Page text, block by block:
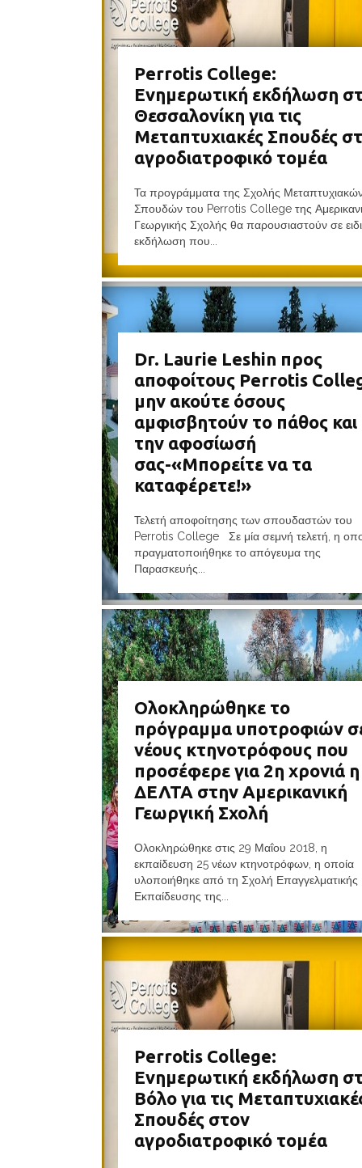
Perrotis College:
Ενημερωτική εκδήλωση
Θεσσαλονίκη για τις
Μεταπτυχιακές Σπουδές
αγροδιατροφικό τομέα
Τα προγράμματα της Σχολής
Σπουδών του Perrotis College της
Γεωργικής Σχολής θα παρουσιαστούν σε
εκδήλωση που...
Dr. Laurie Leshin προς
αποφοίτους Perrotis
μην ακούτε όσους
αμφισβητούν το πάθος και
την αφοσίωσή
σας-«Μπορείτε να τα
καταφέρετε!»
Τελετή αποφοίτησης των σπουδαστών του
Perrotis College Σε μία σεμνή τελετή, η
πραγματοποιήθηκε το απόγευμα της
Παρασκευής...
Ολοκληρώθηκε το
πρόγραμμα υποτροφιών
νέους κτηνοτρόφους που
προσέφερε για 2η χρονιά η
ΔΕΛΤΑ στην Αμερικανική
Γεωργική Σχολή
Ολοκληρώθηκε στις 29 Μαΐου 2018, η
εκπαίδευση 25 νέων κτηνοτρόφων, η οποία
υλοποιήθηκε από τη Σχολή Επαγγελματικής
Εκπαίδευσης της...
Perrotis College:
Ενημερωτική εκδήλωση
Βόλο για τις
Σπουδές στον
αγροδιατροφικό τομέα